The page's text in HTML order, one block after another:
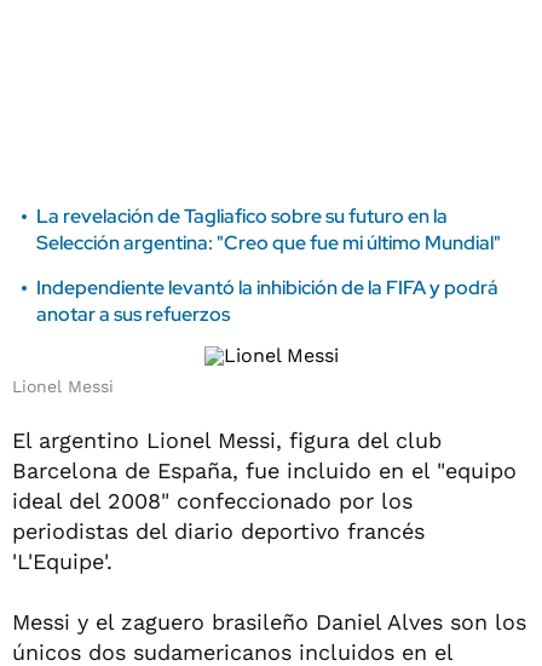
La revelación de Tagliafico sobre su futuro en la
Selección argentina: "Creo que fue mi último Mundial"
Independiente levantó la inhibición de la FIFA y podrá
anotar a sus refuerzos
Lionel Messi
El argentino Lionel Messi, figura del club
Barcelona de España, fue incluido en el "equipo
ideal del 2008" confeccionado por los
periodistas del diario deportivo francés
'L'Equipe'.
Messi y el zaguero brasileño Daniel Alves son los
únicos dos sudamericanos incluidos en el